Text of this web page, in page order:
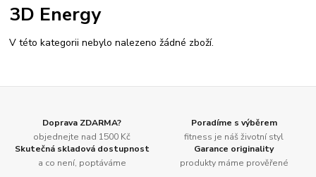
3D Energy
V této kategorii nebylo nalezeno žádné zboží.
Doprava ZDARMA?
objednejte nad 1500 Kč
Poradíme s výběrem
fitness je náš životní styl
Skutečná skladová dostupnost
a co není, poptáváme
Garance originality
produkty máme prověřené